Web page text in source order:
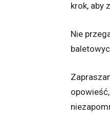
krok, aby
Nie